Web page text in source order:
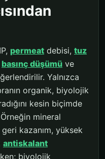
permeat debisi, tuz
basınç düşümü ve
Yalnızca
organik, biyolojik
kesin biçimde
mineral
kazanım, yüksek
antiskalant
biyolojik